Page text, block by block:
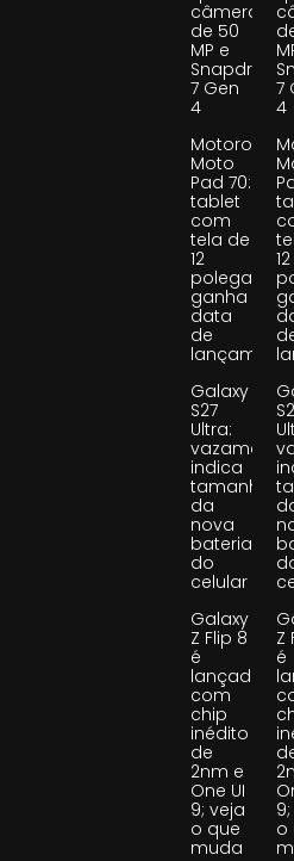
câmeras
de 50
MP e
7 Gen
4
Motorola
Moto
Pad 70:
tablet
com
tela de
12
polegadas
ganha
data
de
Galaxy
S27
Ultra:
vazamento
indica
tamanho
da
nova
bateria
do
celular
Galaxy
Z Flip 8
é
lançado
com
chip
inédito
de
2nm e
One UI
9; veja
o que
muda
7
4
12
Z
é
o